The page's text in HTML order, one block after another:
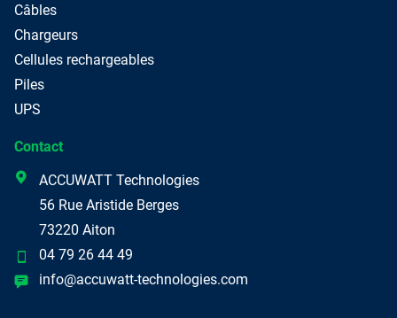
Câbles
Chargeurs
Cellules rechargeables
Piles
UPS
Contact
ACCUWATT Technologies
56 Rue Aristide Berges
73220 Aiton
04 79 26 44 49
info@accuwatt-technologies.com